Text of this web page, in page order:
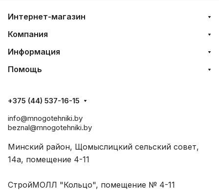
Интернет-магазин
Компания
Информация
Помощь
+375 (44) 537-16-15
info@mnogotehniki.by
beznal@mnogotehniki.by
Минский район, Щомыслицкий сельский совет,
14а, помещение 4-11
СтройМОЛЛ "Кольцо", помещение № 4-11